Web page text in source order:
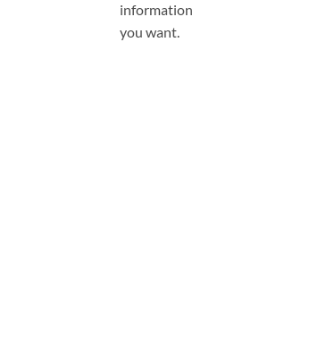
information
you want.